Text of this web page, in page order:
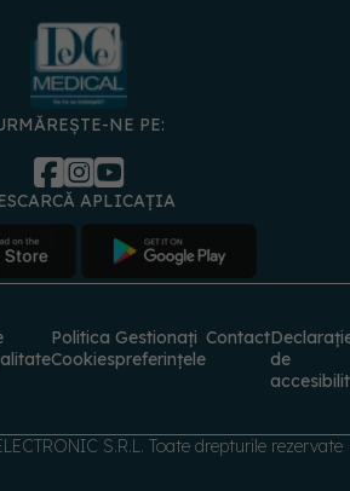
URMĂREȘTE-NE PE:
Politica Gestionați Contact
S.R.L. Toate drepturile rezervate